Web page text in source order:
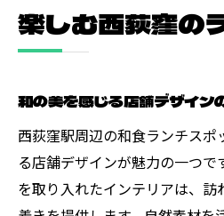
楽しむ西荻窪の
和の美を感じる店舗デザイン
西荻窪駅周辺の和食ランチスポ
る店舗デザインが魅力の一つで
を取り入れたインテリアは、訪